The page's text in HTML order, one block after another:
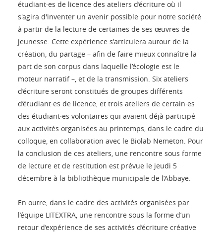
étudiant·es de licence des ateliers d’écriture où il
s'agira d'inventer un avenir possible pour notre société
à partir de la lecture de certaines de ses œuvres de
jeunesse. Cette expérience s'articulera autour de la
création, du partage – afin de faire mieux connaître la
part de son corpus dans laquelle l’écologie est le
moteur narratif –, et de la transmission. Six ateliers
d’écriture seront constitués de groupes différents
d’étudiant·es de licence, et trois ateliers de certain·es
des étudiant·es volontaires qui avaient déjà participé
aux activités organisées au printemps, dans le cadre du
colloque, en collaboration avec le Biolab Nemeton. Pour
la conclusion de ces ateliers, une rencontre sous forme
de lecture et de restitution est prévue le jeudi 5
décembre à la bibliothèque municipale de l’Abbaye.
En outre, dans le cadre des activités organisées par
l’équipe LITEXTRA, une rencontre sous la forme d’un
retour d’expérience de ses activités d’écriture créative